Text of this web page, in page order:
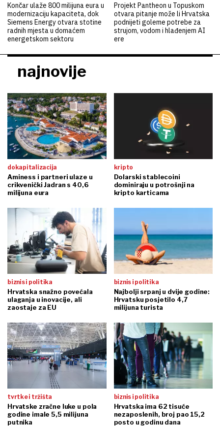
Končar ulaže 800 milijuna eura u
modernizaciju kapaciteta, dok
Siemens Energy otvara stotine
radnih mjesta u domaćem
energetskom sektoru
Projekt Pantheon u Topuskom
otvara pitanje može li Hrvatska
podnijeti goleme potrebe za
strujom, vodom i hlađenjem AI
ere
najnovije
dokapitalizacija
Aminess i partneri ulaze u
crikvenički Jadran s 40,6
milijuna eura
kripto
Dolarski stablecoini
dominiraju u potrošnji na
kripto karticama
biznis i politika
Hrvatska snažno povećala
ulaganja u inovacije, ali
zaostaje za EU
biznis i politika
Najbolji srpanj u dvije godine:
Hrvatsku posjetilo 4,7
milijuna turista
tvrtke i tržišta
Hrvatske zračne luke u pola
godine imale 5,5 milijuna
putnika
biznis i politika
Hrvatska ima 62 tisuće
nezaposlenih, broj pao 15,2
posto u godinu dana